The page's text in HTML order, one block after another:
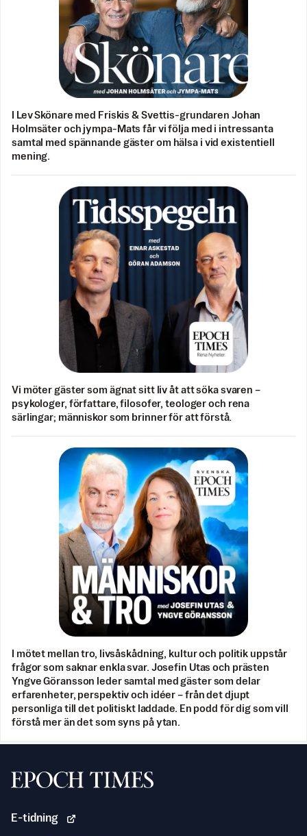
I Lev Skönare med Friskis & Svettis-grundaren Johan
Holmsäter och jympa-Mats får vi följa med i intressanta
samtal med spännande gäster om hälsa i vid existentiell
mening.
Vi möter gäster som ägnat sitt liv åt att söka svaren –
psykologer, författare, filosofer, teologer och rena
särlingar; människor som brinner för att förstå.
I mötet mellan tro, livsåskådning, kultur och politik uppstår
frågor som saknar enkla svar. Josefin Utas och prästen
Yngve Göransson leder samtal med gäster som delar
erfarenheter, perspektiv och idéer – från det djupt
personliga till det politiskt laddade. En podd för dig som vill
förstå mer än det som syns på ytan.
Svenska Epoch Times
E-tidning